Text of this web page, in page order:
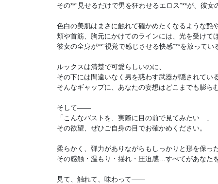
その**“見せるだけで男を狂わせるエロス”**が、彼女
色白の美肌はまさに触れて確かめたくなるような艶
頬や首筋、胸元にかけてのラインには、光を受けて
彼女の全身が**“視覚で感じさせる快感”**を放ってい
ルックスは清楚で可愛らしいのに、
その下には間違いなく男を惑わす武器が隠されている
そんなギャップに、あなたの妄想はどこまでも膨ら
そして――
「こんなバストを、実際に目の前で見てみたい…」
その欲望、ぜひご自身の目でお確かめください。
柔らかく、弾力がありながらもしっかりと形を保っ
その感触・温もり・揺れ・圧迫感…すべてがあなた
見て、触れて、味わって――